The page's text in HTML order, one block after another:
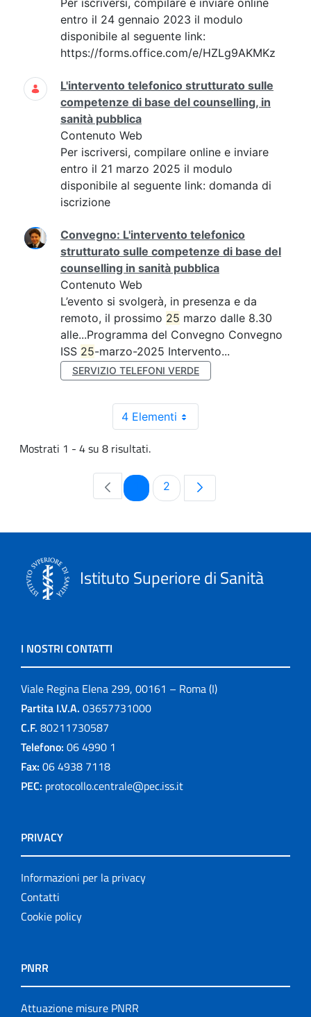
Per iscriversi, compilare e inviare online
entro il 24 gennaio 2023 il modulo
disponibile al seguente link:
https://forms.office.com/e/HZLg9AKMKz
L'intervento telefonico strutturato sulle
competenze di base del counselling, in
sanità pubblica
Contenuto Web
Per iscriversi, compilare online e inviare
entro il 21 marzo 2025 il modulo
disponibile al seguente link: domanda di
iscrizione
Convegno: L'intervento telefonico
strutturato sulle competenze di base del
counselling in sanità pubblica
Contenuto Web
L’evento si svolgerà, in presenza e da
remoto, il prossimo 25 marzo dalle 8.30
alle...Programma del Convegno Convegno
ISS 25-marzo-2025 Intervento...
SERVIZIO TELEFONI VERDE
4 Elementi
Mostrati 1 - 4 su 8 risultati.
PaginaPagina
2
Istituto Superiore di Sanità
I NOSTRI CONTATTI
Viale Regina Elena 299, 00161 – Roma (I)
Partita I.V.A. 03657731000
C.F. 80211730587
Telefono: 06 4990 1
Fax: 06 4938 7118
PEC: protocollo.centrale@pec.iss.it
PRIVACY
Informazioni per la privacy
Contatti
Cookie policy
PNRR
Attuazione misure PNRR